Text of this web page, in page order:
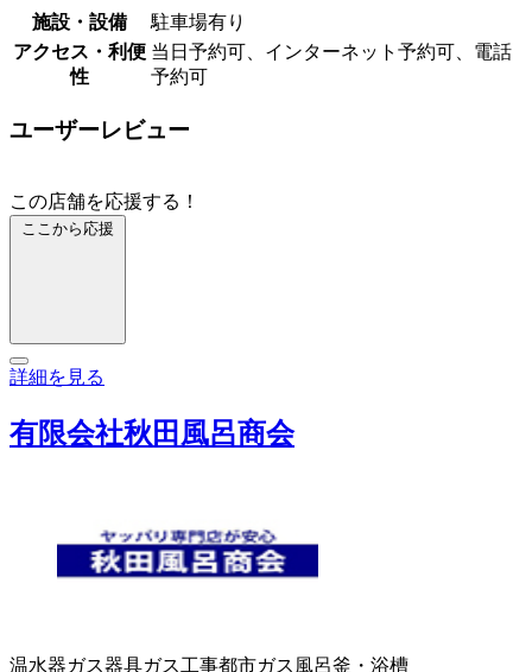
施設・設備
駐車場有り
アクセス・利便
性
当日予約可、インターネット予約可、電話
予約可
ユーザーレビュー
この店舗を応援する！
ここから応援
詳細を見る
有限会社秋田風呂商会
温水器ガス器具ガス工事都市ガス 風呂釜・浴槽